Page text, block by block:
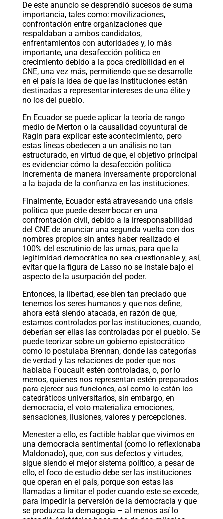
De este anuncio se desprendió sucesos de suma
importancia, tales como: movilizaciones,
confrontación entre organizaciones que
respaldaban a ambos candidatos,
enfrentamientos con autoridades y, lo más
importante, una desafección política en
crecimiento debido a la poca credibilidad en el
CNE, una vez más, permitiendo que se desarrolle
en el país la idea de que las instituciones están
destinadas a representar intereses de una élite y
no los del pueblo.
En Ecuador se puede aplicar la teoría de rango
medio de Merton o la causalidad coyuntural de
Ragin para explicar este acontecimiento, pero
estas líneas obedecen a un análisis no tan
estructurado, en virtud de que, el objetivo principal
es evidenciar cómo la desafección política
incrementa de manera inversamente proporcional
a la bajada de la confianza en las instituciones.
Finalmente, Ecuador está atravesando una crisis
política que puede desembocar en una
confrontación civil, debido a la irresponsabilidad
del CNE de anunciar una segunda vuelta con dos
nombres propios sin antes haber realizado el
100% del escrutinio de las urnas, para que la
legitimidad democrática no sea cuestionable y, así,
evitar que la figura de Lasso no se instale bajo el
aspecto de la usurpación del poder.
Entonces, la libertad, ese bien tan preciado que
tenemos los seres humanos y que nos define,
ahora está siendo atacada, en razón de que,
estamos controlados por las instituciones, cuando,
deberían ser ellas las controladas por el pueblo. Se
puede teorizar sobre un gobierno epistocrático
como lo postulaba Brennan, donde las categorías
de verdad y las relaciones de poder que nos
hablaba Foucault estén controladas, o, por lo
menos, quienes nos representan estén preparados
para ejercer sus funciones, así como lo están los
catedráticos universitarios, sin embargo, en
democracia, el voto materializa emociones,
sensaciones, ilusiones, valores y percepciones.
Menester a ello, es factible hablar que vivimos en
una democracia sentimental (como lo reflexionaba
Maldonado), que, con sus defectos y virtudes,
sigue siendo el mejor sistema político, a pesar de
ello, el foco de estudio debe ser las instituciones
que operan en el país, porque son estas las
llamadas a limitar el poder cuando este se excede,
para impedir la perversión de la democracia y que
se produzca la demagogia – al menos así lo